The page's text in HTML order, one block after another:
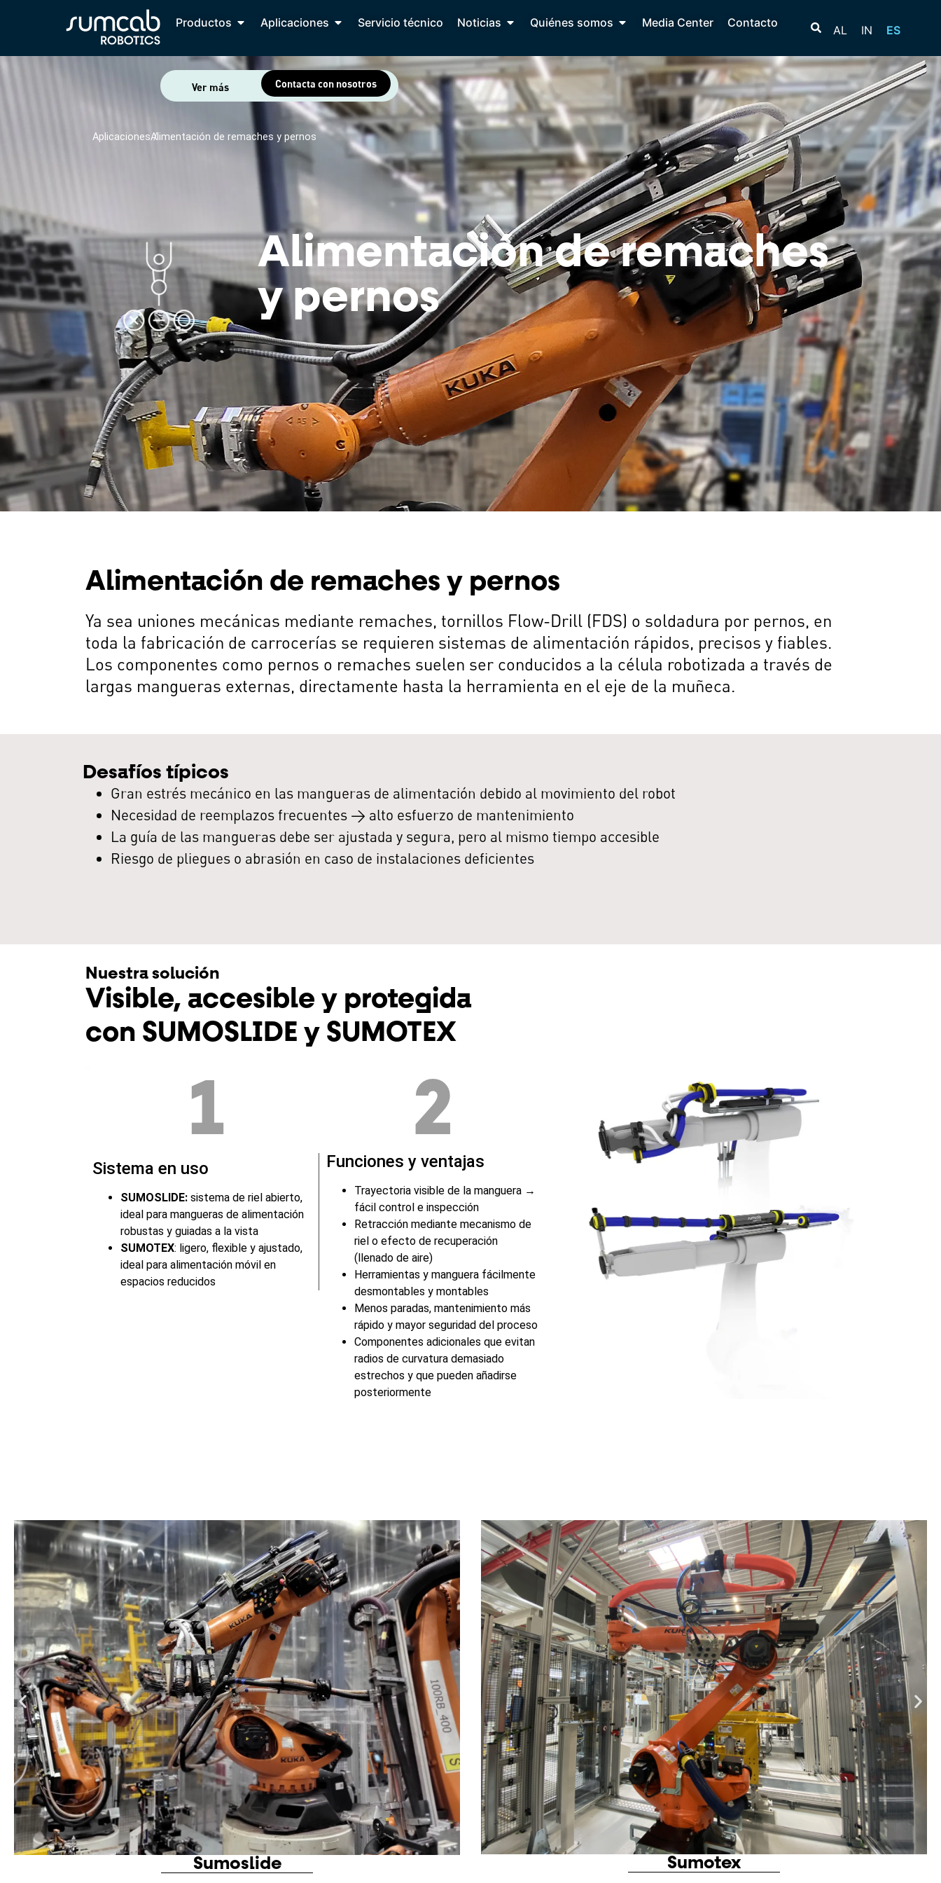
Productos Aplicaciones Servicio técnico Noticias Quiénes somos Media Center Contacto
AL IN ES
Ver más Contacta con nosotros
Aplicaciones /Alimentación de remaches y pernos
Alimentación de remaches
y pernos
Alimentación de remaches y pernos
Ya sea uniones mecánicas mediante remaches, tornillos Flow-Drill (FDS) o soldadura por pernos, en
toda la fabricación de carrocerías se requieren sistemas de alimentación rápidos, precisos y fiables.
Los componentes como pernos o remaches suelen ser conducidos a la célula robotizada a través de
largas mangueras externas, directamente hasta la herramienta en el eje de la muñeca.
Desafíos típicos
Gran estrés mecánico en las mangueras de alimentación debido al movimiento del robot
Necesidad de reemplazos frecuentes → alto esfuerzo de mantenimiento
La guía de las mangueras debe ser ajustada y segura, pero al mismo tiempo accesible
Riesgo de pliegues o abrasión en caso de instalaciones deficientes
Nuestra solución
Visible, accesible y protegida
con SUMOSLIDE y SUMOTEX
1
Sistema en uso
SUMOSLIDE: sistema de riel abierto,
ideal para mangueras de alimentación
robustas y guiadas a la vista
SUMOTEX: ligero, flexible y ajustado,
ideal para alimentación móvil en
espacios reducidos
2
Funciones y ventajas
Trayectoria visible de la manguera →
fácil control e inspección
Retracción mediante mecanismo de
riel o efecto de recuperación
(llenado de aire)
Herramientas y manguera fácilmente
desmontables y montables
Menos paradas, mantenimiento más
rápido y mayor seguridad del proceso
Componentes adicionales que evitan
radios de curvatura demasiado
estrechos y que pueden añadirse
posteriormente
Sumotex Sumoslide